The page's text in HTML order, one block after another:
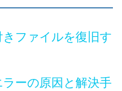
ファイルを復旧す
ーの原因と解決手